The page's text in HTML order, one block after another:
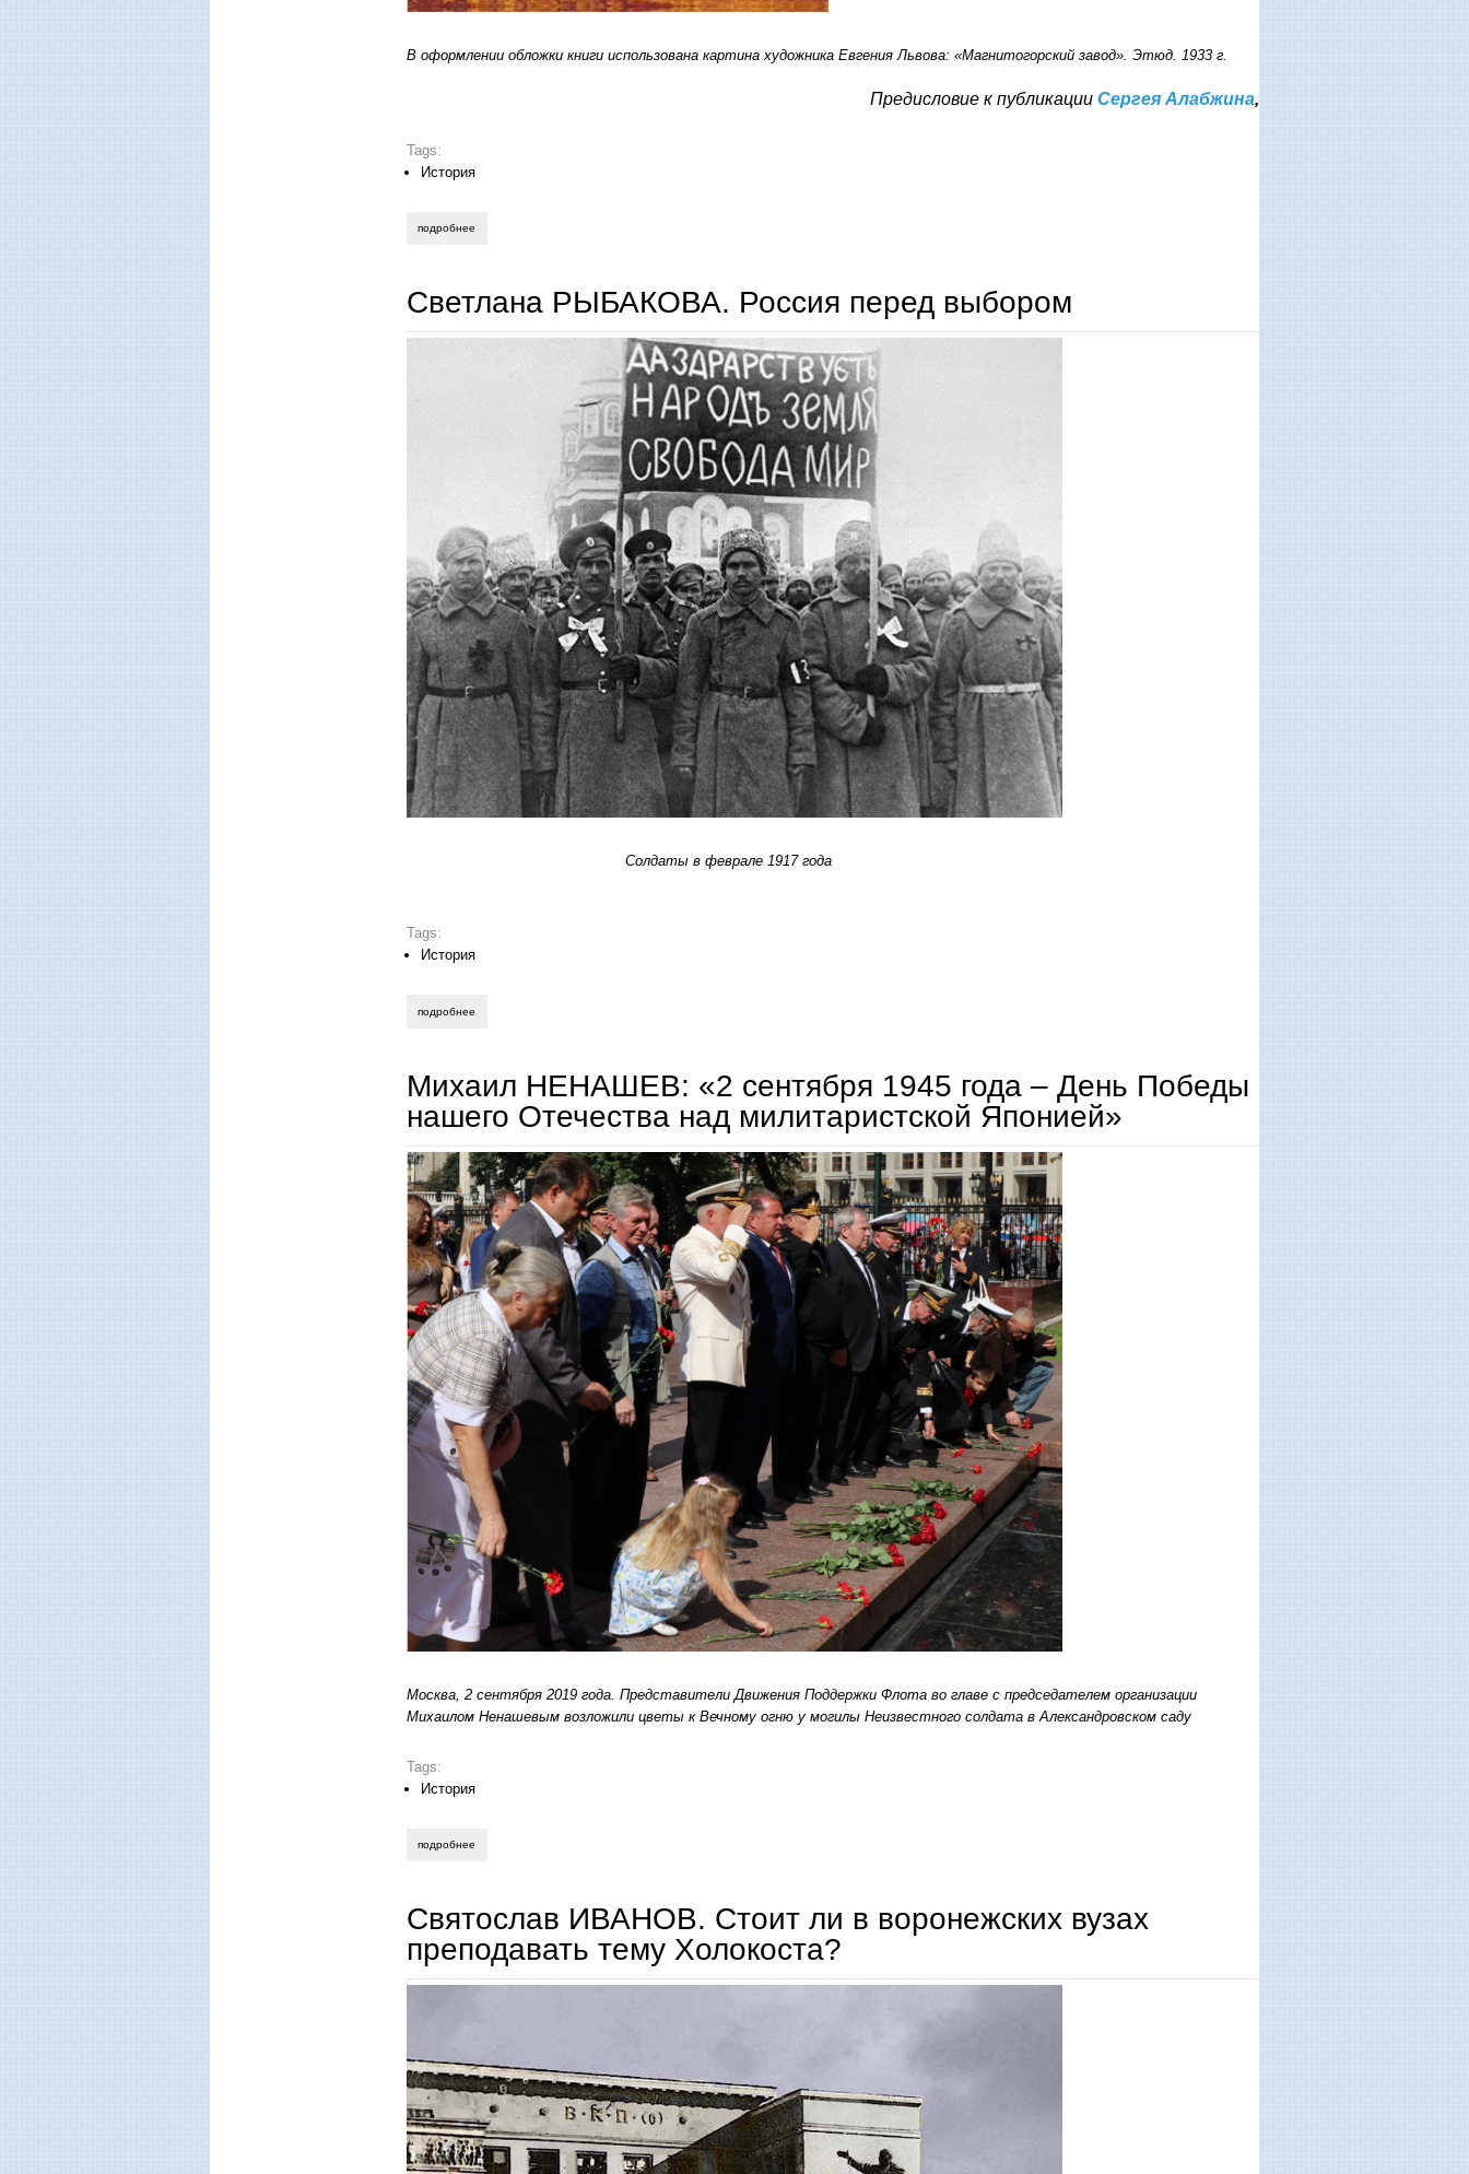
В оформлении обложки книги использована картина художника Евгения Львова: «Магнитогорский завод». Этюд. 1933 г.
Предисловие к публикации Сергея Алабжина,
Tags:
История
подробнее
Светлана РЫБАКОВА. Россия перед выбором
Солдаты в феврале 1917 года
Tags:
История
подробнее
Михаил НЕНАШЕВ: «2 сентября 1945 года – День Победы
нашего Отечества над милитаристской Японией»
Москва, 2 сентября 2019 года. Представители Движения Поддержки Флота во главе с председателем организации
Михаилом Ненашевым возложили цветы к Вечному огню у могилы Неизвестного солдата в Александровском саду
Tags:
История
подробнее
Святослав ИВАНОВ. Стоит ли в воронежских вузах
преподавать тему Холокоста?